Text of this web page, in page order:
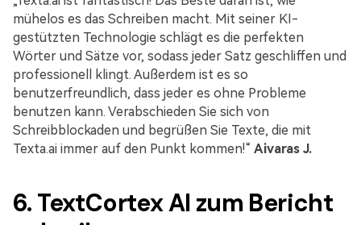
mühelos es das Schreiben macht. Mit seiner KI-
gestützten Technologie schlägt es die perfekten
Wörter und Sätze vor, sodass jeder Satz geschliffen und
professionell klingt. Außerdem ist es so
benutzerfreundlich, dass jeder es ohne Probleme
benutzen kann. Verabschieden Sie sich von
Schreibblockaden und begrüßen Sie Texte, die mit
Texta.ai immer auf den Punkt kommen!“ Aivaras J.
6. TextCortex AI zum Bericht